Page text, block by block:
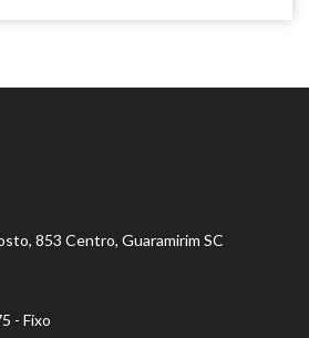
853 Centro, Guaramirim SC
- Fixo